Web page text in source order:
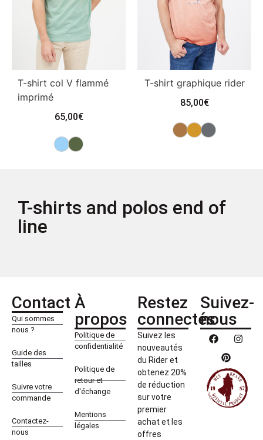
T-shirt col V flammé
imprimé
65,00€
T-shirt graphique rider
85,00€
T-shirts and polos end of
line
Contact
Qui sommes
nous ?
Guide des
tailles
Suivre votre
commande
Contactez-
nous
À
propos
Politique de
confidentialité
Politique de
retour et
d'échange
Mentions
légales
Restez
connectés
Suivez les
nouveautés
du Rider et
obtenez 20%
de réduction
sur votre
premier
achat et les
offres
Suivez-
nous